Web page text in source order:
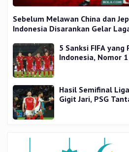
Sebelum Melawan China dan
Indonesia Disarankan Gelar
5 Sanksi FIFA
Indonesia, Nomor
Hasil Semifinal
Gigit Jari, PSG